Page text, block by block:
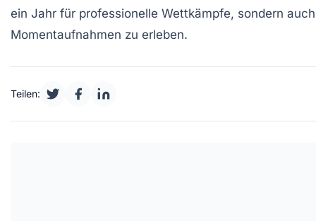
ein Jahr für professionelle Wettkämpfe, sondern
Momentaufnahmen zu erleben.
Teilen: